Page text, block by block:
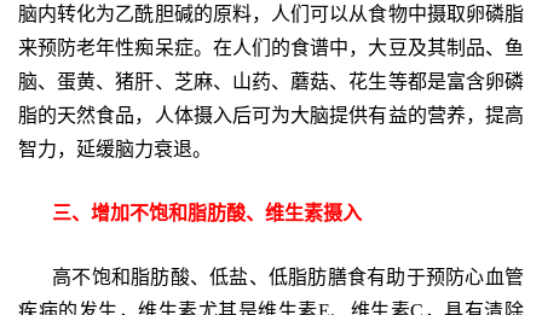
脑内转化为乙酰胆碱的原料，人们可以从食物中摄取卵磷脂
来预防老年性痴呆症。在人们的食谱中，大豆及其制品、鱼
脑、蛋黄、猪肝、芝麻、山药、蘑菇、花生等都是富含卵磷
脂的天然食品，人体摄入后可为大脑提供有益的营养，提高
智力，延缓脑力衰退。
三、增加不饱和脂肪酸、维生素摄入
高不饱和脂肪酸、低盐、低脂肪膳食有助于预防心血管
疾病的发生，维生素尤其是维生素E、维生素C，具有清除